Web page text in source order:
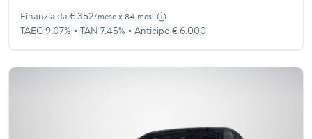
Finanzia da € 352/mese x 84 mesi
TAEG 9.07% TAN 7.45% Anticipo € 6.000